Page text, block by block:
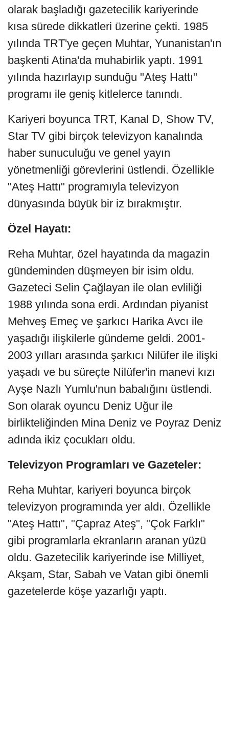
olarak başladığı gazetecilik kariyerinde
kısa sürede dikkatleri üzerine çekti. 1985
yılında TRT'ye geçen Muhtar, Yunanistan'ın
başkenti Atina'da muhabirlik yaptı. 1991
yılında hazırlayıp sunduğu "Ateş Hattı"
programı ile geniş kitlelerce tanındı.
Kariyeri boyunca TRT, Kanal D, Show TV,
Star TV gibi birçok televizyon kanalında
haber sunuculuğu ve genel yayın
yönetmenliği görevlerini üstlendi. Özellikle
"Ateş Hattı" programıyla televizyon
dünyasında büyük bir iz bırakmıştır.
Özel Hayatı:
Reha Muhtar, özel hayatında da magazin
gündeminden düşmeyen bir isim oldu.
Gazeteci Selin Çağlayan ile olan evliliği
1988 yılında sona erdi. Ardından piyanist
Mehveş Emeç ve şarkıcı Harika Avcı ile
yaşadığı ilişkilerle gündeme geldi. 2001-
2003 yılları arasında şarkıcı Nilüfer ile ilişki
yaşadı ve bu süreçte Nilüfer'in manevi kızı
Ayşe Nazlı Yumlu'nun babalığını üstlendi.
Son olarak oyuncu Deniz Uğur ile
birlikteliğinden Mina Deniz ve Poyraz Deniz
adında ikiz çocukları oldu.
Televizyon Programları ve Gazeteler:
Reha Muhtar, kariyeri boyunca birçok
televizyon programında yer aldı. Özellikle
"Ateş Hattı", "Çapraz Ateş", "Çok Farklı"
gibi programlarla ekranların aranan yüzü
oldu. Gazetecilik kariyerinde ise Milliyet,
Akşam, Star, Sabah ve Vatan gibi önemli
gazetelerde köşe yazarlığı yaptı.